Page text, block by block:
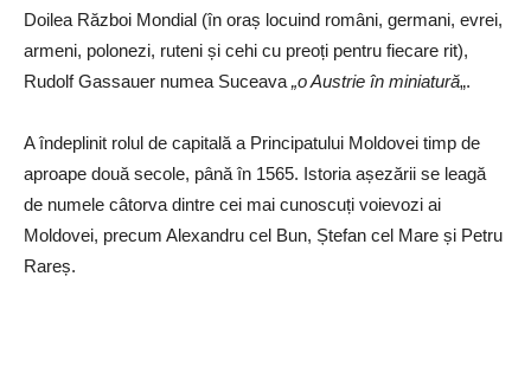
Doilea Război Mondial (în oraș locuind români, germani, evrei,
armeni, polonezi, ruteni și cehi cu preoți pentru fiecare rit),
Rudolf Gassauer numea Suceava „o Austrie în miniatură„.
A îndeplinit rolul de capitală a Principatului Moldovei timp de
aproape două secole, până în 1565. Istoria așezării se leagă
de numele câtorva dintre cei mai cunoscuți voievozi ai
Moldovei, precum Alexandru cel Bun, Ștefan cel Mare și Petru
Rareș.